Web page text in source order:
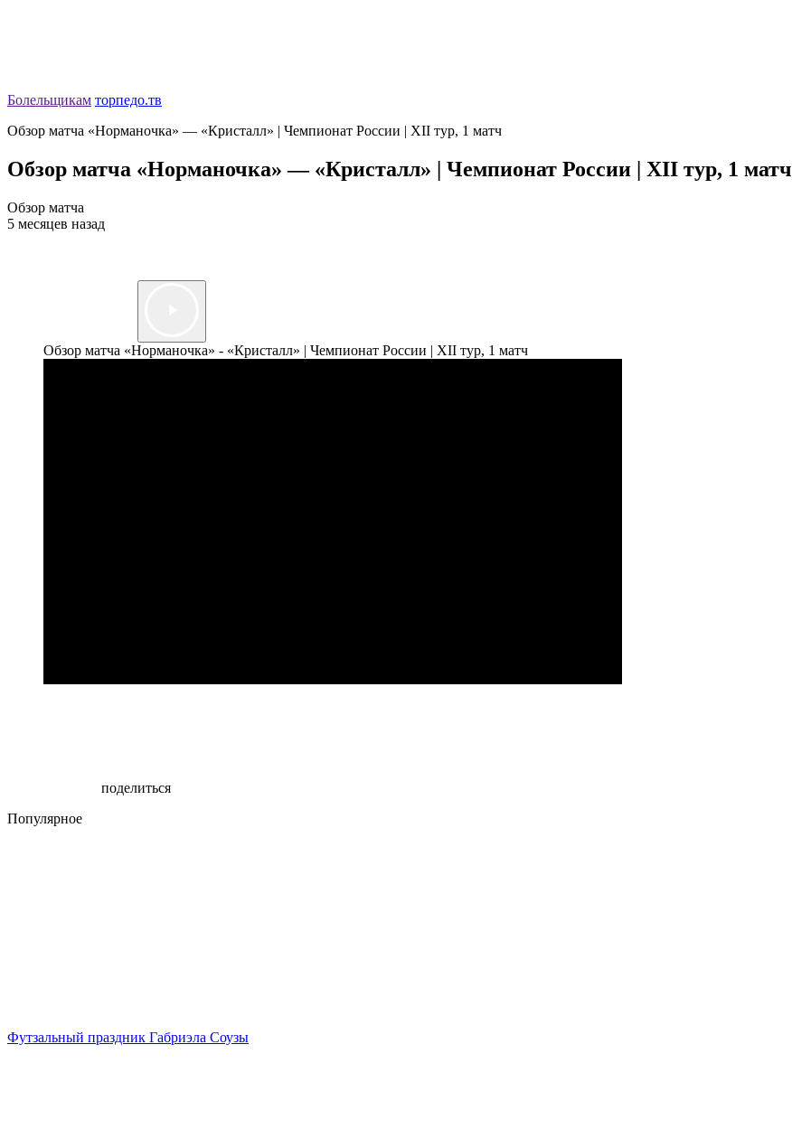
Болельщикам торпедо.тв
Обзор матча «Норманочка» — «Кристалл» | Чемпионат России | ХII тур, 1 матч
Обзор матча «Норманочка» — «Кристалл» | Чемпионат России | ХII тур, 1 матч
Обзор матча
5 месяцев назад
Обзор матча «Норманочка» - «Кристалл» | Чемпионат России | ХII тур, 1 матч
поделиться
Популярное
Футзальный праздник Габриэла Соузы